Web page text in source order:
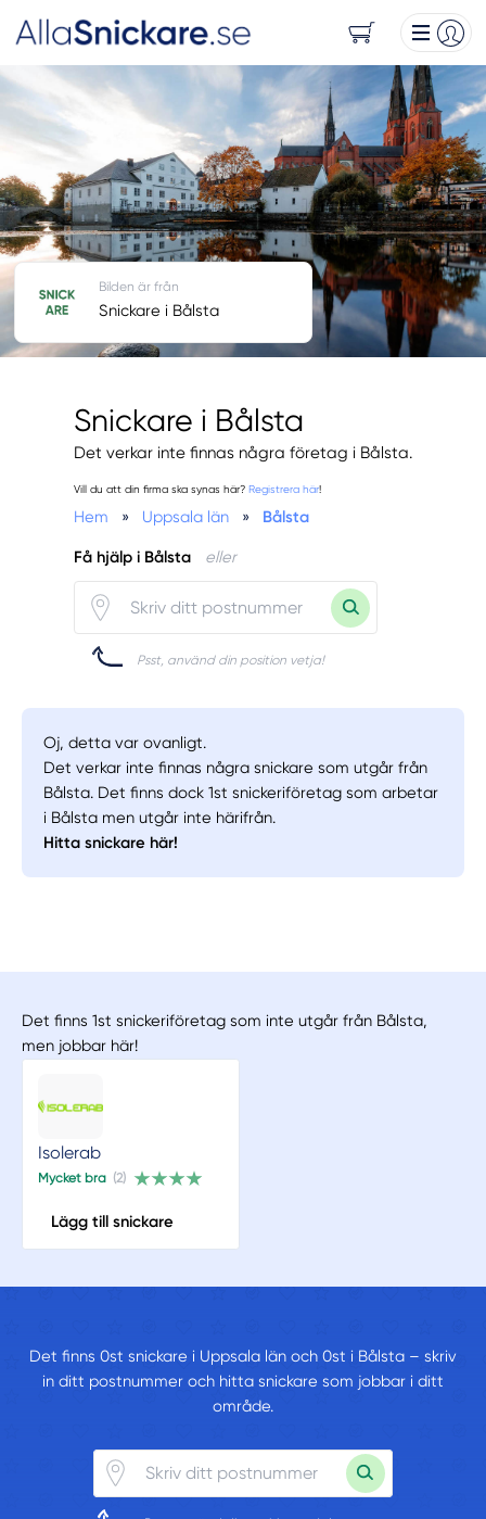
Snickare i Bålsta
Det verkar inte finnas några företag i Bålsta.
Vill du att din firma ska synas här? Registrera här!
Hem » Uppsala län » Bålsta
Få hjälp i Bålsta eller
Psst, använd din position vetja!
Bilden är från
Snickare i Bålsta
Oj, detta var ovanligt.
Det verkar inte finnas några snickare som utgår från
Bålsta. Det finns dock 1st snickeriföretag som arbetar
i Bålsta men utgår inte härifrån.
Hitta snickare här!
Det finns 1st snickeriföretag som inte utgår från Bålsta,
men jobbar här!
Isolerab
Mycket bra (2)
Lägg till snickare
Det finns 0st snickare i Uppsala län och 0st i Bålsta – skriv
in ditt postnummer och hitta snickare som jobbar i ditt
område.